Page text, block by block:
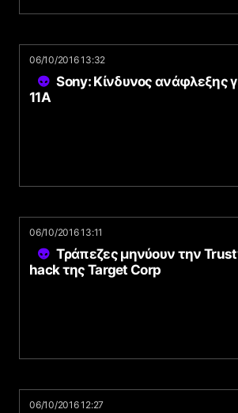
06/10/2016 13:32
Sony: Κίνδυνος ανάφλεξης
11A
06/10/2016 13:11
Τράπεζες μηνύουν την
hack της Target Corp
06/10/2016 12:27